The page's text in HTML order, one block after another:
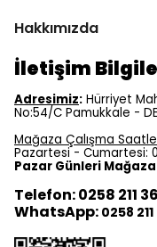
Hakkımızda
İletişim
Adresimiz: Hürriyet
No:54/C Pamukkale -
Mağaza Çalışma
Pazartesi - Cumartesi:
Pazar Günleri
Telefon: 0258 211
WhatsApp: 0258 211